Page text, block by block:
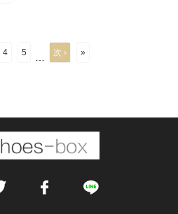
4 5 次 › »